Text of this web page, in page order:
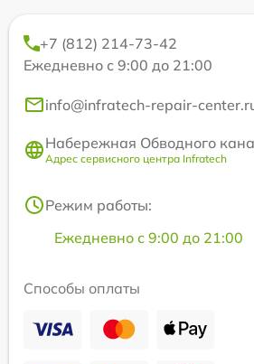
+7 (812) 214-73-42
Ежедневно с 9:00 до 21:00
info@infratech-repair-
Набережная Обводного
Адрес сервисного центра Infratech
Режим работы:
Ежедневно с 9:00 до 21:00
Способы оплаты